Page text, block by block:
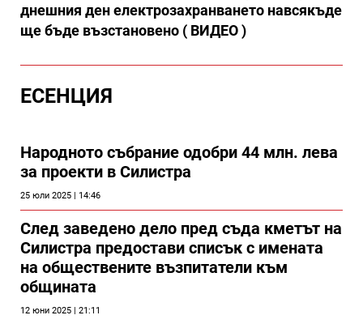
днешния ден електрозахранването навсякъде
ще бъде възстановено ( ВИДЕО )
ЕСЕНЦИЯ
Народното събрание одобри 44 млн. лева
за проекти в Силистра
25 юли 2025 | 14:46
След заведено дело пред съда кметът на
Силистра предостави списък с имената
на обществените възпитатели към
общината
12 юни 2025 | 21:11